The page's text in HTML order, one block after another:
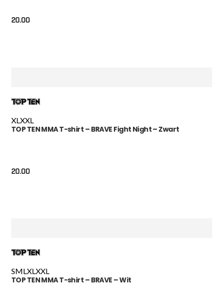
20.00
XL XXL
TOP TEN MMA T-shirt – BRAVE Fight Night – Zwart
20.00
SMLXLXXL
TOP TEN MMA T-shirt – BRAVE – Wit